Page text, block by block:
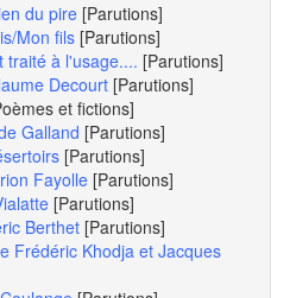
du pire [Parutions]
Mon fils [Parutions]
traité à l'usage.... [Parutions]
Decourt [Parutions]
et fictions]
Galland [Parutions]
[Parutions]
Fayolle [Parutions]
[Parutions]
Berthet [Parutions]
Frédéric Khodja et Jacques